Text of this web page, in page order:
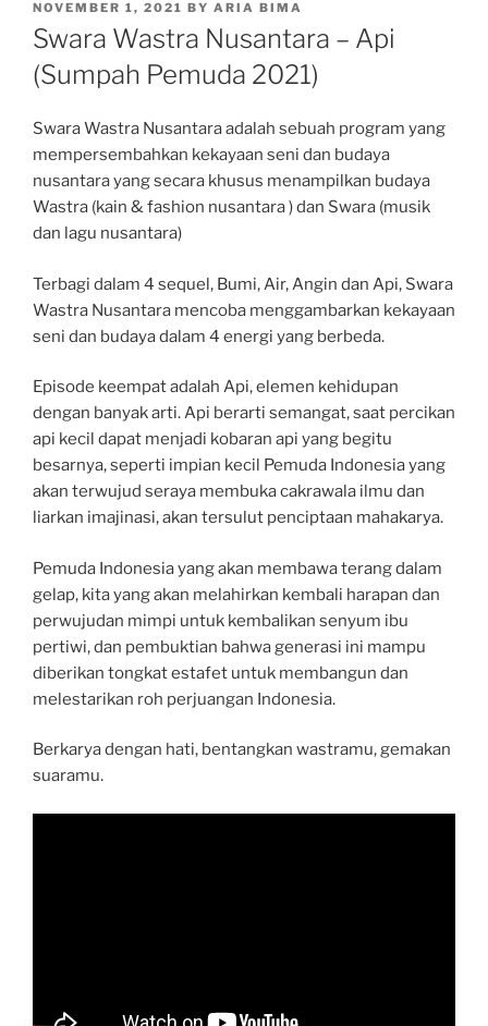
POSTED
ON
NOVEMBER 1, 2021 BY ARIA BIMA
Swara Wastra Nusantara – Api
(Sumpah Pemuda 2021)
Swara Wastra Nusantara adalah sebuah program yang
mempersembahkan kekayaan seni dan budaya
nusantara yang secara khusus menampilkan budaya
Wastra (kain & fashion nusantara ) dan Swara (musik
dan lagu nusantara)
Terbagi dalam 4 sequel, Bumi, Air, Angin dan Api, Swara
Wastra Nusantara mencoba menggambarkan kekayaan
seni dan budaya dalam 4 energi yang berbeda.
Episode keempat adalah Api, elemen kehidupan
dengan banyak arti. Api berarti semangat, saat percikan
api kecil dapat menjadi kobaran api yang begitu
besarnya, seperti impian kecil Pemuda Indonesia yang
akan terwujud seraya membuka cakrawala ilmu dan
liarkan imajinasi, akan tersulut penciptaan mahakarya.
Pemuda Indonesia yang akan membawa terang dalam
gelap, kita yang akan melahirkan kembali harapan dan
perwujudan mimpi untuk kembalikan senyum ibu
pertiwi, dan pembuktian bahwa generasi ini mampu
diberikan tongkat estafet untuk membangun dan
melestarikan roh perjuangan Indonesia.
Berkarya dengan hati, bentangkan wastramu, gemakan
suaramu.